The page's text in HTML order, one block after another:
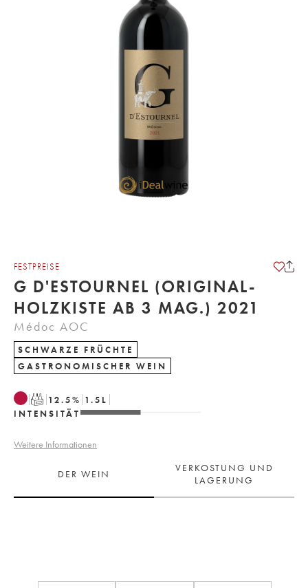
FESTPREISE
G D'ESTOURNEL (ORIGINAL-
HOLZKISTE AB 3 MAG.) 2021
Médoc AOC
SCHWARZE FRÜCHTE
GASTRONOMISCHER WEIN
T 12.5% 1.5 L
INTENSITÄT
Weitere Informationen
DER WEIN
VERKOSTUNG UND
LAGERUNG